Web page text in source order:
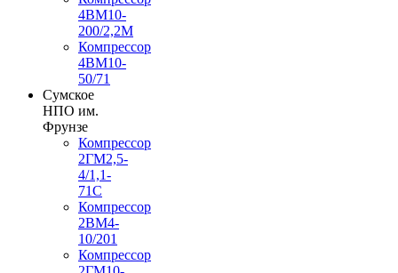
4ВМ10-
200/2,2М
Компрессор
4ВМ10-
50/71
Сумское
НПО им.
Фрунзе
Компрессор
2ГМ2,5-
4/1,1-
71С
Компрессор
2ВМ4-
10/201
Компрессор